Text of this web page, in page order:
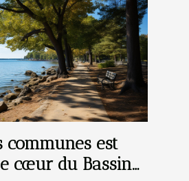
communes est
cœur du Bassin